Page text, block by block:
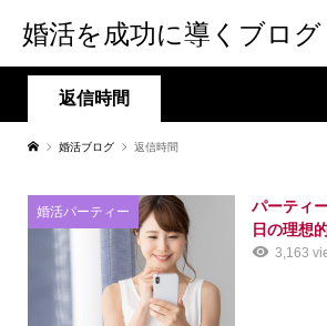
婚活を成功に導くブログ
返信時間
婚活ブログ 返信時間
婚活パーティー
パーティ
日の理想
3,163